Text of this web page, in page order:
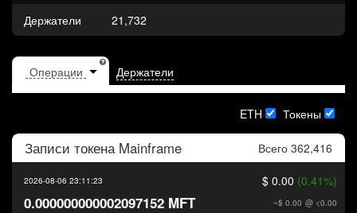
Держатели
21,732
Держатели
ETH Токены
Записи токена Mainframe Всего 362,416
2026-08-06 23:11:23 $ 0.00 (0.41%)
~$ 0.00 @ <0.00
0.000000000002097152 MFT